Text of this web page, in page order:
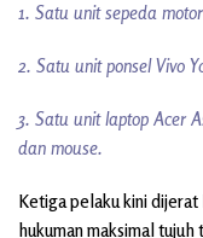
1. Satu unit sepeda
2. Satu unit ponsel Vivo
3. Satu unit laptop Acer
dan mouse.
Ketiga pelaku kini dijerat
hukuman maksimal tujuh